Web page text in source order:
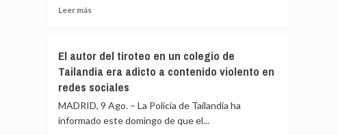
UE
de
los
controles
Leer másLeer
hutíes
reivindican
un
contra
una
El autor del tiroteo en un colegio de
Tailandia era adicto a contenido violento en
redes sociales
MADRID, 9 Ago. – La Policía de Tailandia ha
informado este domingo de que el...